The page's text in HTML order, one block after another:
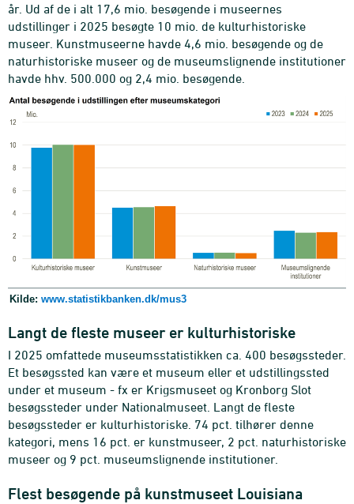
år. Ud af de i alt 17,6 mio. besøgende i museernes
udstillinger i 2025 besøgte 10 mio. de kulturhistoriske
museer. Kunstmuseerne havde 4,6 mio. besøgende og de
naturhistoriske museer og de museumslignende institutioner
havde hhv. 500.000 og 2,4 mio. besøgende.
Kilde: www.statistikbanken.dk/mus3
Langt de fleste museer er kulturhistoriske
I 2025 omfattede museumsstatistikken ca. 400 besøgssteder.
Et besøgssted kan være et museum eller et udstillingssted
under et museum - fx er Krigsmuseet og Kronborg Slot
besøgssteder under Nationalmuseet. Langt de fleste
besøgssteder er kulturhistoriske. 74 pct. tilhører denne
kategori, mens 16 pct. er kunstmuseer, 2 pct. naturhistoriske
museer og 9 pct. museumslignende institutioner.
Flest besøgende på kunstmuseet Louisiana